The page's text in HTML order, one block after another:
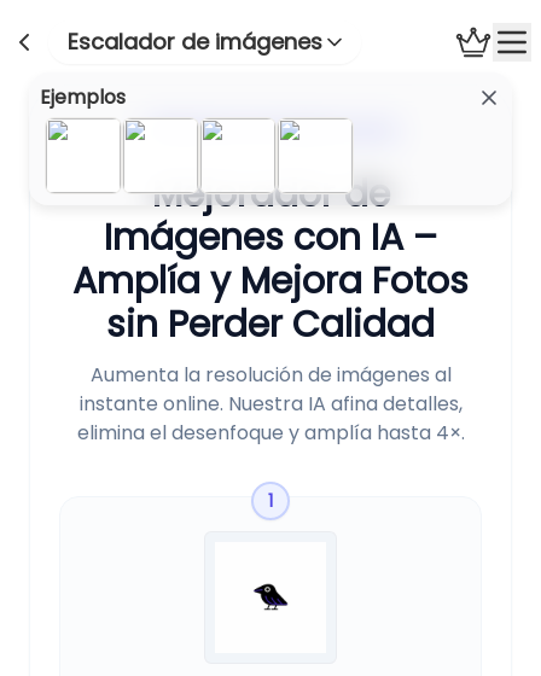
Escalador de imágenes
Mejorador de Imágenes con IA
Mejorador de
Imágenes con IA –
Amplía y Mejora Fotos
sin Perder Calidad
Aumenta la resolución de imágenes al
instante online. Nuestra IA afina detalles,
elimina el desenfoque y amplía hasta 4×.
1
Ejemplos